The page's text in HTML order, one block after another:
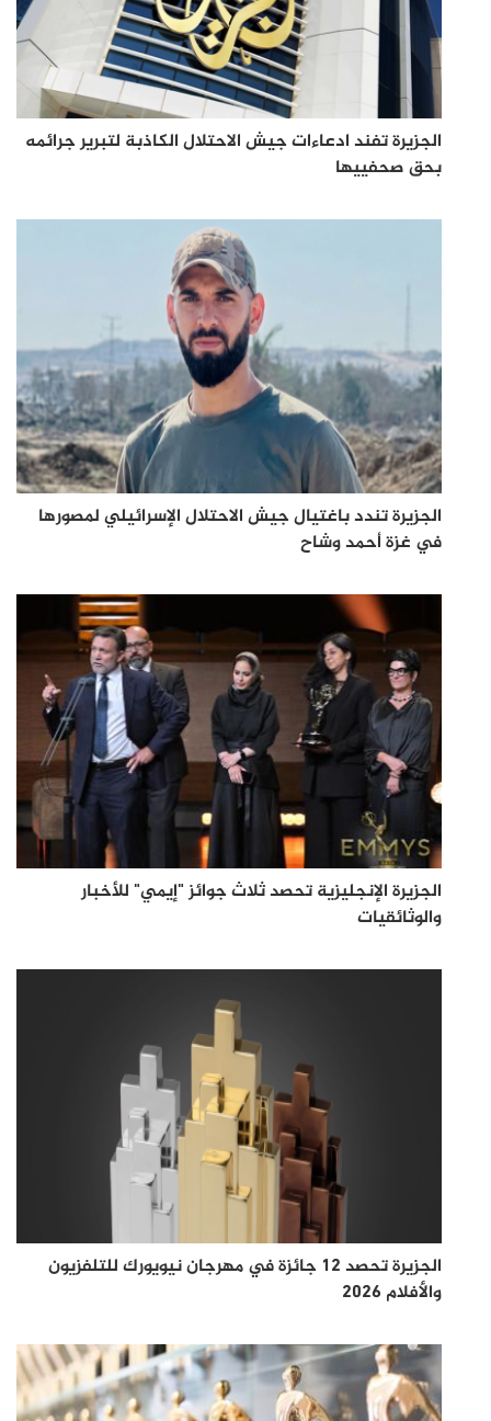
الجزيرة تفند ادعاءات جيش الاحتلال الكاذبة لتبرير جرائمه
بحق صحفييها
الجزيرة تندد باغتيال جيش الاحتلال الإسرائيلي لمصورها
في غزة أحمد وشاح
الجزيرة الإنجليزية تحصد ثلاث جوائز "إيمي" للأخبار
والوثائقيات
الجزيرة تحصد 12 جائزة في مهرجان نيويورك للتلفزيون
والأفلام 2026